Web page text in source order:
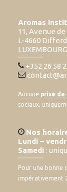
Aromas
11, Avenue
L-4660
LUXEMBOURG
+352 26 58
Aucune prise de
sociaux,
Nos
Lundi –
Samedi :
Pour une bonne
impérativement